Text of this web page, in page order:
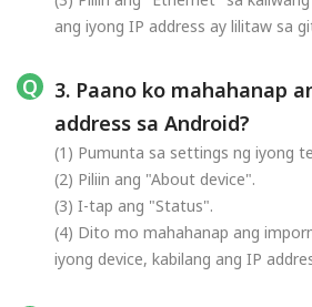
ang iyong IP address ay lilitaw sa
3. Paano ko mahahanap
address sa Android?
(1) Pumunta sa settings ng iyong
(2) Piliin ang "About device".
(3) I-tap ang "Status".
(4) Dito mo mahahanap ang
iyong device, kabilang ang IP